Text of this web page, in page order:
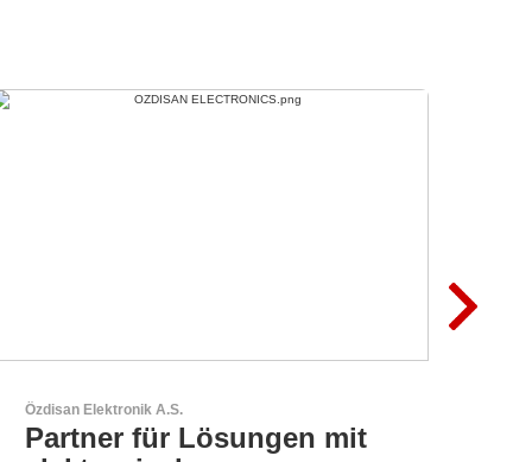
N&H Technology GmbH
HMI-Komponenten nach